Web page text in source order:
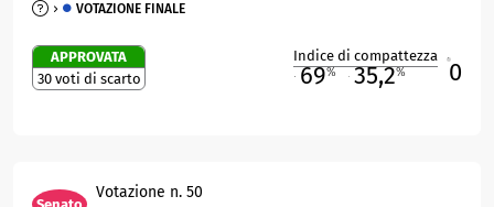
VOTAZIONE FINALE
APPROVATA
30 voti di scarto
Indice di compattezza
69% 35,2% 0
Senato
Votazione n. 50